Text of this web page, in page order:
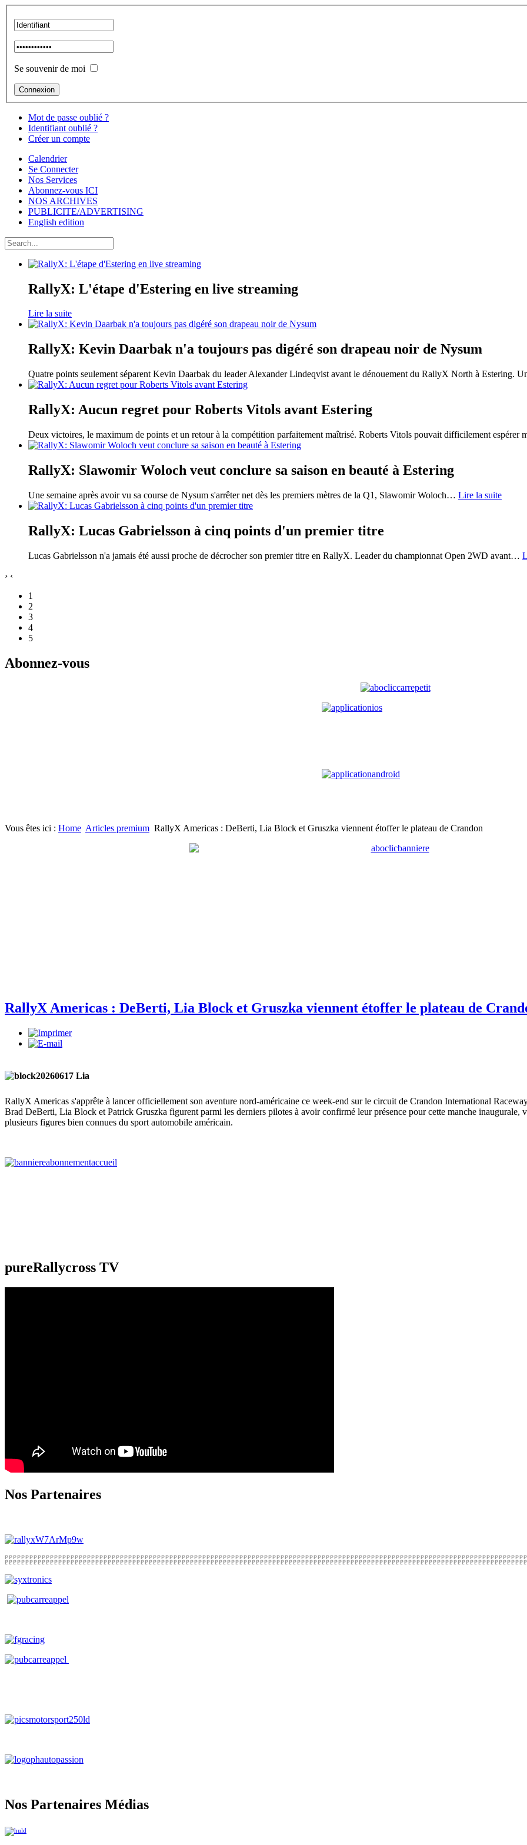
Se souvenir de moi
Mot de passe oublié ?
Identifiant oublié ?
Créer un compte
Calendrier
Se Connecter
Nos Services
Abonnez-vous ICI
NOS ARCHIVES
PUBLICITE/ADVERTISING
English edition
RallyX: L'étape d'Estering en live streaming
Lire la suite
RallyX: Kevin Daarbak n'a toujours pas digéré son drapeau noir de Nysum
Quatre points seulement séparent Kevin Daarbak du leader Alexander Lindeqvist avant le dénouement du RallyX North à Estering.
RallyX: Aucun regret pour Roberts Vitols avant Estering
Deux victoires, le maximum de points et un retour à la compétition parfaitement maîtrisé. Roberts Vitols pouvait difficilement espérer
RallyX: Slawomir Woloch veut conclure sa saison en beauté à Estering
Une semaine après avoir vu sa course de Nysum s'arrêter net dès les premiers mètres de la Q1, Slawomir Woloch… Lire la suite
RallyX: Lucas Gabrielsson à cinq points d'un premier titre
Lucas Gabrielsson n'a jamais été aussi proche de décrocher son premier titre en RallyX. Leader du championnat Open 2WD avant…
› ‹
1
2
3
4
5
Abonnez-vous
Vous êtes ici : Home Articles premium RallyX Americas : DeBerti, Lia Block et Gruszka viennent étoffer le plateau de Crandon
RallyX Americas : DeBerti, Lia Block et Gruszka viennent étoffer le plateau de
RallyX Americas s'apprête à lancer officiellement son aventure nord-américaine ce week-end sur le circuit de Crandon International
Brad DeBerti, Lia Block et Patrick Gruszka figurent parmi les derniers pilotes à avoir confirmé leur présence pour cette manche inaugurale,
plusieurs figures bien connues du sport automobile américain.
pureRallycross TV
Nos Partenaires
Nos Partenaires Médias